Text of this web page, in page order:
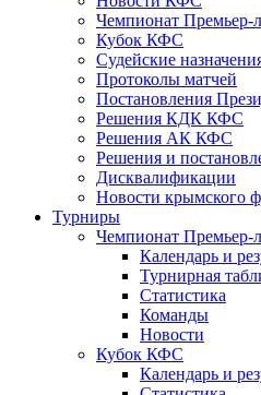
Чемпионат
Кубок КФС
Судейские
Протоколы матчей
Постановления
Решения КДК КФС
Решения АК КФС
Решения и
Дисквалификации
Новости крымского
Турниры
Чемпионат
Календарь и
Турнирная
Статистика
Команды
Новости
Кубок КФС
Календарь и